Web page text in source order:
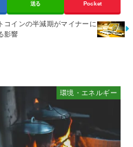
送る Pocket
コインの半減期がマイナーに
影響
環境・エネルギー